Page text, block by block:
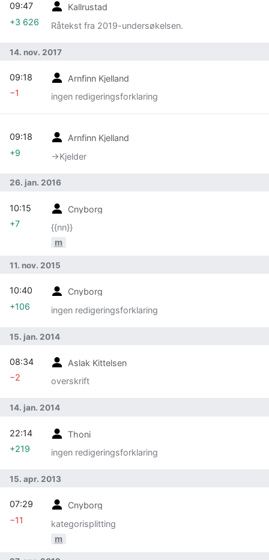
Kallrustad
Råtekst fra 2019-undersøkelsen.
09:47
+3 626
14. nov. 2017
Arnfinn Kjelland
ingen redigeringsforklaring
09:18
−1
Arnfinn Kjelland
→‎Kjelder
09:18
+9
26. jan. 2016
Cnyborg
{{nn}}
m
10:15
+7
11. nov. 2015
Cnyborg
ingen redigeringsforklaring
10:40
+106
15. jan. 2014
Aslak Kittelsen
overskrift
08:34
−2
14. jan. 2014
Thoni
ingen redigeringsforklaring
22:14
+219
15. apr. 2013
Cnyborg
kategorisplitting
m
07:29
−11